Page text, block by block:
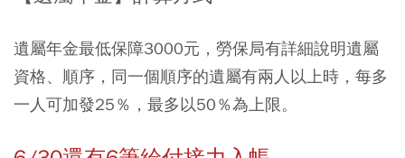
遺屬年金最低保障3000元，勞保局有詳細說明遺屬
資格、順序，同一個順序的遺屬有兩人以上時，每多
一人可加發25％，最多以50％為上限。